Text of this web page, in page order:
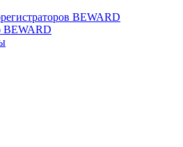
BEWARD
BEWARD